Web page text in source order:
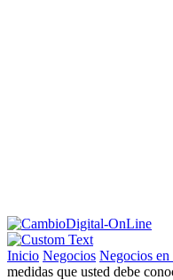
Inicio Negocios Negocios en
medidas que usted debe